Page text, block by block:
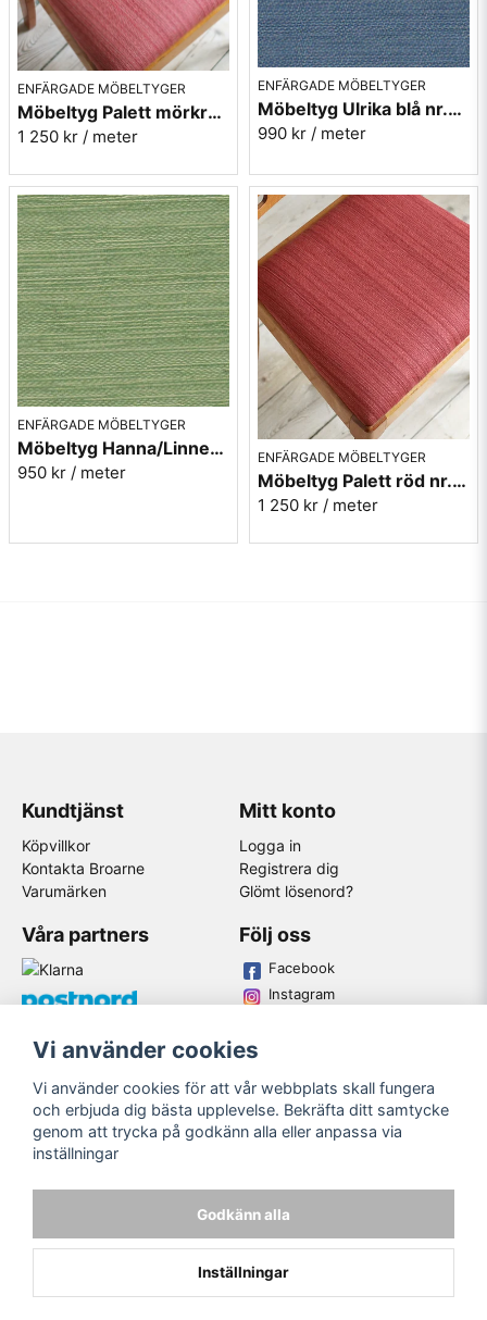
ENFÄRGADE MÖBELTYGER
Möbeltyg Palett mörkrosa nr.31 - Carl Malmstens-kvalitet
1 250 kr / meter
ENFÄRGADE MÖBELTYGER
Möbeltyg Ulrika blå nr.51 - Carl Malmstens-kvalitet
990 kr / meter
ENFÄRGADE MÖBELTYGER
Möbeltyg Hanna/Linnea grön melerad nr.75 - Carl Malmstens-kvalitet
950 kr / meter
ENFÄRGADE MÖBELTYGER
Möbeltyg Palett röd nr.30 - Carl Malmstens-kvalitet
1 250 kr / meter
Kundtjänst
Köpvillkor
Kontakta Broarne
Varumärken
Mitt konto
Logga in
Registrera dig
Glömt lösenord?
Våra partners Följ oss
Facebook
Instagram
© Copyright
Vi använder cookies
Vi använder cookies för att vår webbplats skall fungera
och erbjuda dig bästa upplevelse. Bekräfta ditt samtycke
genom att trycka på godkänn alla eller anpassa via
inställningar
Godkänn alla
Inställningar